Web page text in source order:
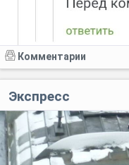
Комментарии
Экспресс